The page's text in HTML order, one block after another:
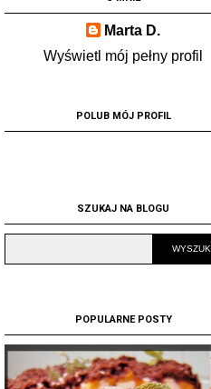
Marta D.
Wyświetl mój pełny profil
POLUB MÓJ PROFIL
SZUKAJ NA BLOGU
POPULARNE POSTY